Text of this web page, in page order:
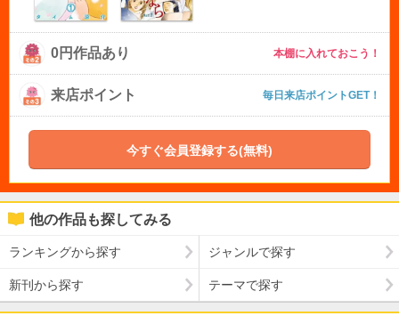
0円作品あり 本棚に入れておこう！
来店ポイント 毎日来店ポイントGET！
今すぐ会員登録する(無料)
他の作品も探してみる
ランキングから探す ジャンルで探す
新刊から探す テーマで探す